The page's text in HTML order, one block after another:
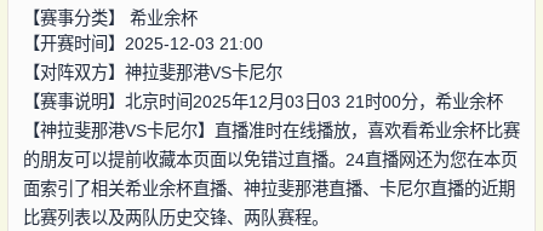
【赛事分类】 希业余杯
【开赛时间】2025-12-03 21:00
【对阵双方】 神拉斐那港VS卡尼尔
【赛事说明】北京时间2025年12月03日03 21时00分，希业余杯
【神拉斐那港VS卡尼尔】直播准时在线播放，喜欢看希业余杯比赛
的朋友可以提前收藏本页面以免错过直播。24直播网还为您在本页
面索引了相关希业余杯直播、神拉斐那港直播、卡尼尔直播的近期
比赛列表以及两队历史交锋、两队赛程。